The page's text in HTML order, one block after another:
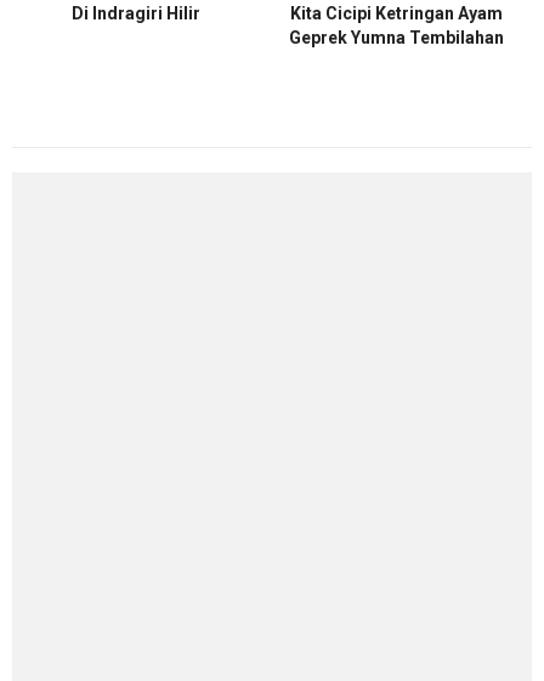
Di Indragiri Hilir
Kita Cicipi Ketringan Ayam
Geprek Yumna Tembilahan